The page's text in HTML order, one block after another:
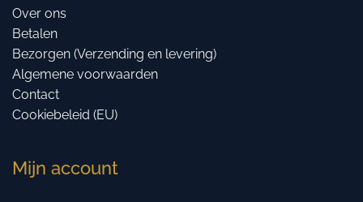
Over ons
Betalen
Bezorgen (Verzending en levering)
Algemene voorwaarden
Contact
Cookiebeleid (EU)
Mijn account